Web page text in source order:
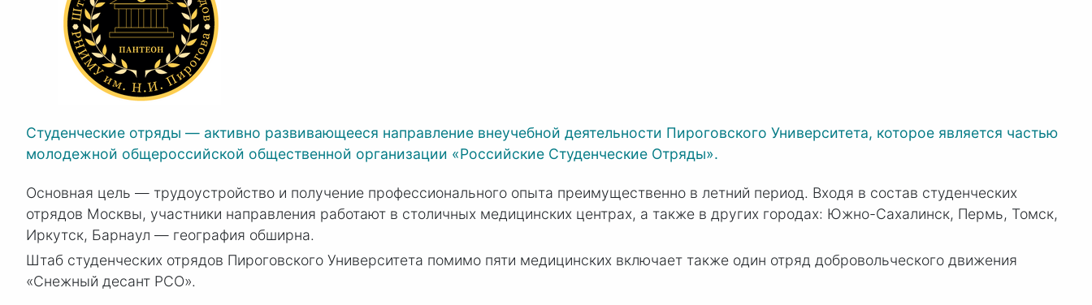
Студенческие отряды — активно развивающееся направление внеучебной деятельности Пироговского Университета, которое является частью
молодежной общероссийской общественной организации «Российские Студенческие Отряды».
Основная цель — трудоустройство и получение профессионального опыта преимущественно в летний период. Входя в состав студенческих
отрядов Москвы, участники направления работают в столичных медицинских центрах, а также в других городах: Южно-Сахалинск, Пермь, Томск,
Иркутск, Барнаул — география обширна.
Штаб студенческих отрядов Пироговского Университета помимо пяти медицинских включает также один отряд добровольческого движения
«Снежный десант РСО».